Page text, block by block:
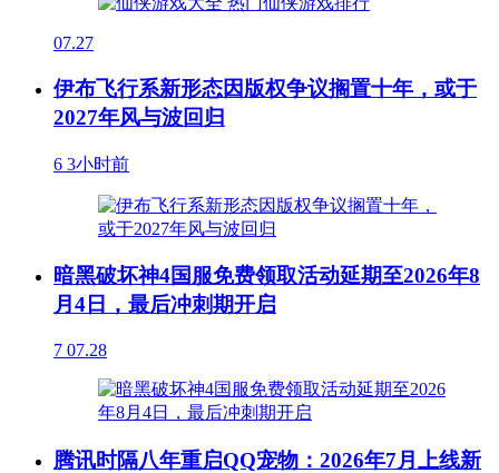
07.27
伊布飞行系新形态因版权争议搁置十年，或于
2027年风与波回归
6 3小时前
暗黑破坏神4国服免费领取活动延期至2026年8
月4日，最后冲刺期开启
7 07.28
腾讯时隔八年重启QQ宠物：2026年7月上线新